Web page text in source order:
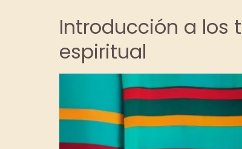
Introducción a los
espiritual